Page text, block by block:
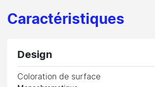
Caractéristiques
Design
Coloration de surface